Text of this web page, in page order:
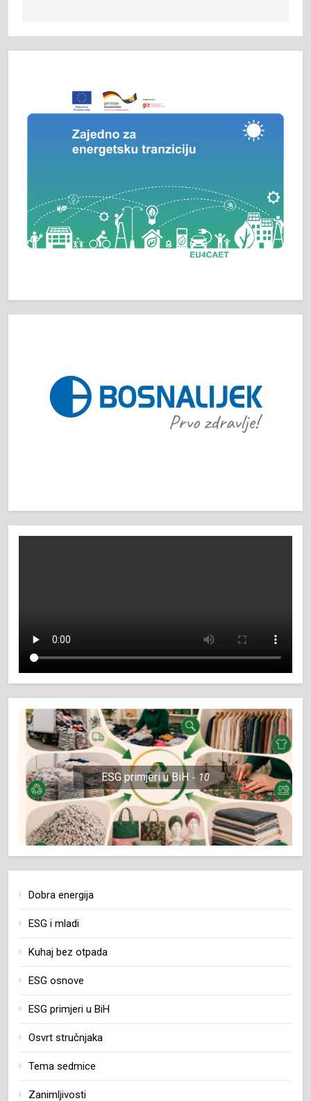
ESG primjeri u BiH 10
Dobra energija
ESG i mladi
Kuhaj bez otpada
ESG osnove
ESG primjeri u BiH
Osvrt stručnjaka
Tema sedmice
Zanimljivosti